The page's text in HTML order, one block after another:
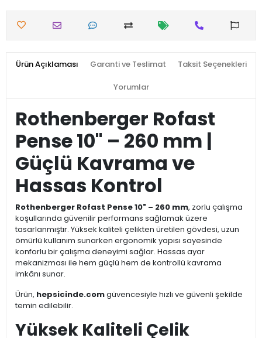
Ürün Açıklaması Garanti ve Teslimat Taksit Seçenekleri
Yorumlar
Rothenberger Rofast
Pense 10" – 260 mm |
Güçlü Kavrama ve
Hassas Kontrol
Rothenberger Rofast Pense 10" – 260 mm, zorlu çalışma
koşullarında güvenilir performans sağlamak üzere
tasarlanmıştır. Yüksek kaliteli çelikten üretilen gövdesi, uzun
ömürlü kullanım sunarken ergonomik yapısı sayesinde
konforlu bir çalışma deneyimi sağlar. Hassas ayar
mekanizması ile hem güçlü hem de kontrollü kavrama
imkânı sunar.
Ürün, hepsicinde.comgüvencesiyle hızlı ve güvenli şekilde
temin edilebilir.
Yüksek Kaliteli Çelik